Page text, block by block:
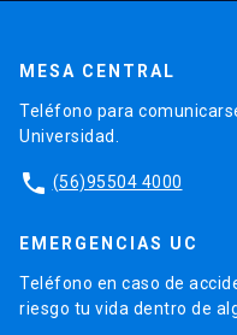
MESA CENTRAL
Teléfono para
Universidad.
phone (56)95504 4000
EMERGENCIAS UC
Teléfono en caso de
riesgo tu vida dentro de